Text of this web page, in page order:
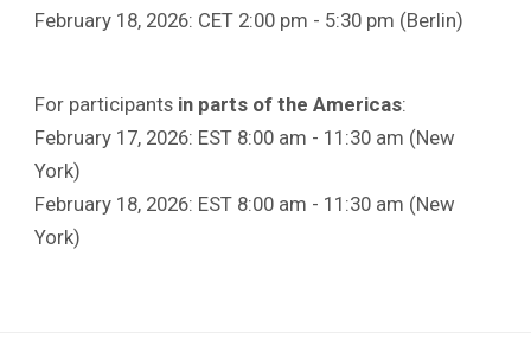
February 18, 2026: CET 2:00 pm - 5:30 pm (Berlin)
For participants in parts of the Americas:
February 17, 2026: EST 8:00 am - 11:30 am (New
York)
February 18, 2026: EST 8:00 am - 11:30 am (New
York)